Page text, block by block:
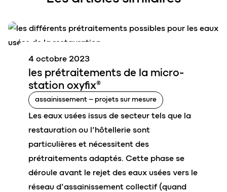
les prétraitements de la micro-
station oxyfix®
4 octobre 2023
assainissement – projets sur mesure
Les eaux usées issus de secteur tels que la
restauration ou l’hôtellerie sont
particulières et nécessitent des
prétraitements adaptés. Cette phase se
déroule avant le rejet des eaux usées vers le
réseau d’assainissement collectif (quand